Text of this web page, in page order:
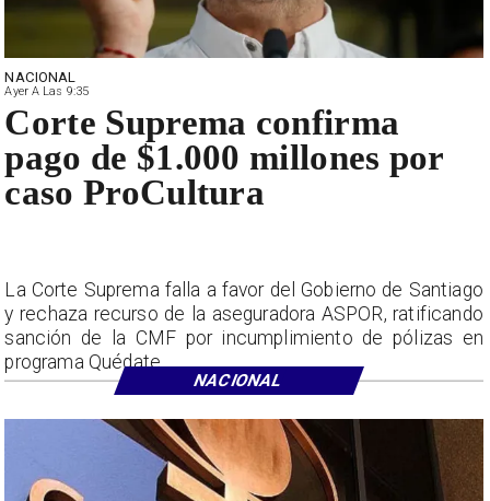
NACIONAL
Ayer A Las 9:35
Corte Suprema confirma
pago de $1.000 millones por
caso ProCultura
La Corte Suprema falla a favor del Gobierno de Santiago
y rechaza recurso de la aseguradora ASPOR, ratificando
sanción de la CMF por incumplimiento de pólizas en
programa Quédate.
NACIONAL